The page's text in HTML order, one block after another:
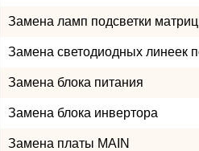
Замена ламп подсветки
Замена светодиодных линеек
Замена блока питания
Замена блока инвертора
Замена платы MAIN